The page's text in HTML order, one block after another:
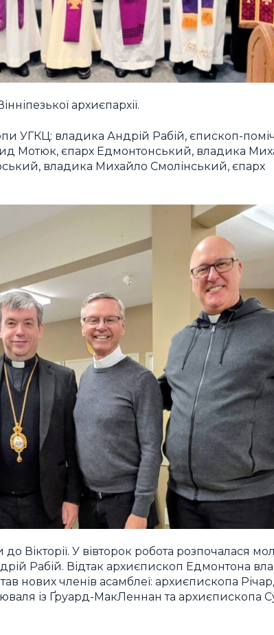
архиєпархії.
УГКЦ: владика Андрій Рабій, єпископ-
Мотюк, єпарх Едмонтонський, владика
владика Михайло Смолінський, єпарх
Вікторії. У вівторок робота розпочалася
Рабій. Відтак архиєпископ Едмонтона
нових членів асамблеї: архиєпископа
із Ґруард-МакЛеннан та архиєпископа